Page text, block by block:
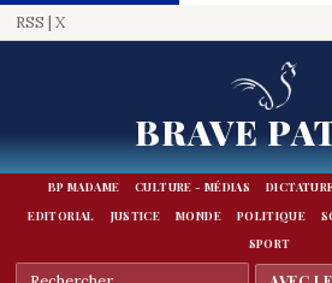
RSS | X
BRAVE
BP MADAME CULTURE - MÉDIAS
EDITORIAL
JUSTICE MONDE POLITIQUE
SPORT